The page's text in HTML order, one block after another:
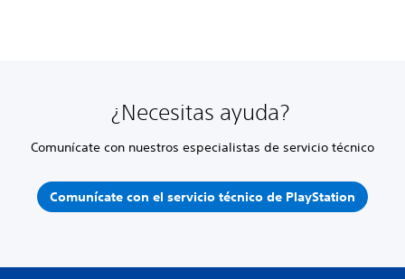
¿Necesitas ayuda?
Comunícate con nuestros especialistas de servicio técnico
Comunícate con el servicio técnico de PlayStation